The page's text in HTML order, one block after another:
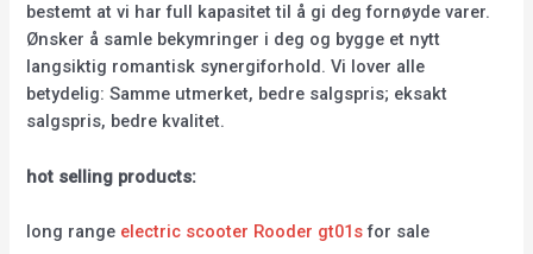
bestemt at vi har full kapasitet til å gi deg fornøyde varer.
Ønsker å samle bekymringer i deg og bygge et nytt
langsiktig romantisk synergiforhold. Vi lover alle
betydelig: Samme utmerket, bedre salgspris; eksakt
salgspris, bedre kvalitet.
hot selling products:
long range electric scooter Rooder gt01sfor sale